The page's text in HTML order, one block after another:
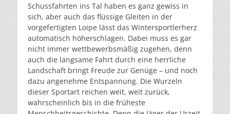
Schussfahrten ins Tal haben es ganz gewiss in
sich, aber auch das flüssige Gleiten in der
vorgefertigten Loipe lässt das Wintersportlerherz
automatisch höherschlagen. Dabei muss es gar
nicht immer wettbewerbsmäßig zugehen, denn
auch die langsame Fahrt durch eine herrliche
Landschaft bringt Freude zur Genüge – und noch
dazu angenehme Entspannung. Die Wurzeln
dieser Sportart reichen weit, weit zurück,
wahrscheinlich bis in die früheste